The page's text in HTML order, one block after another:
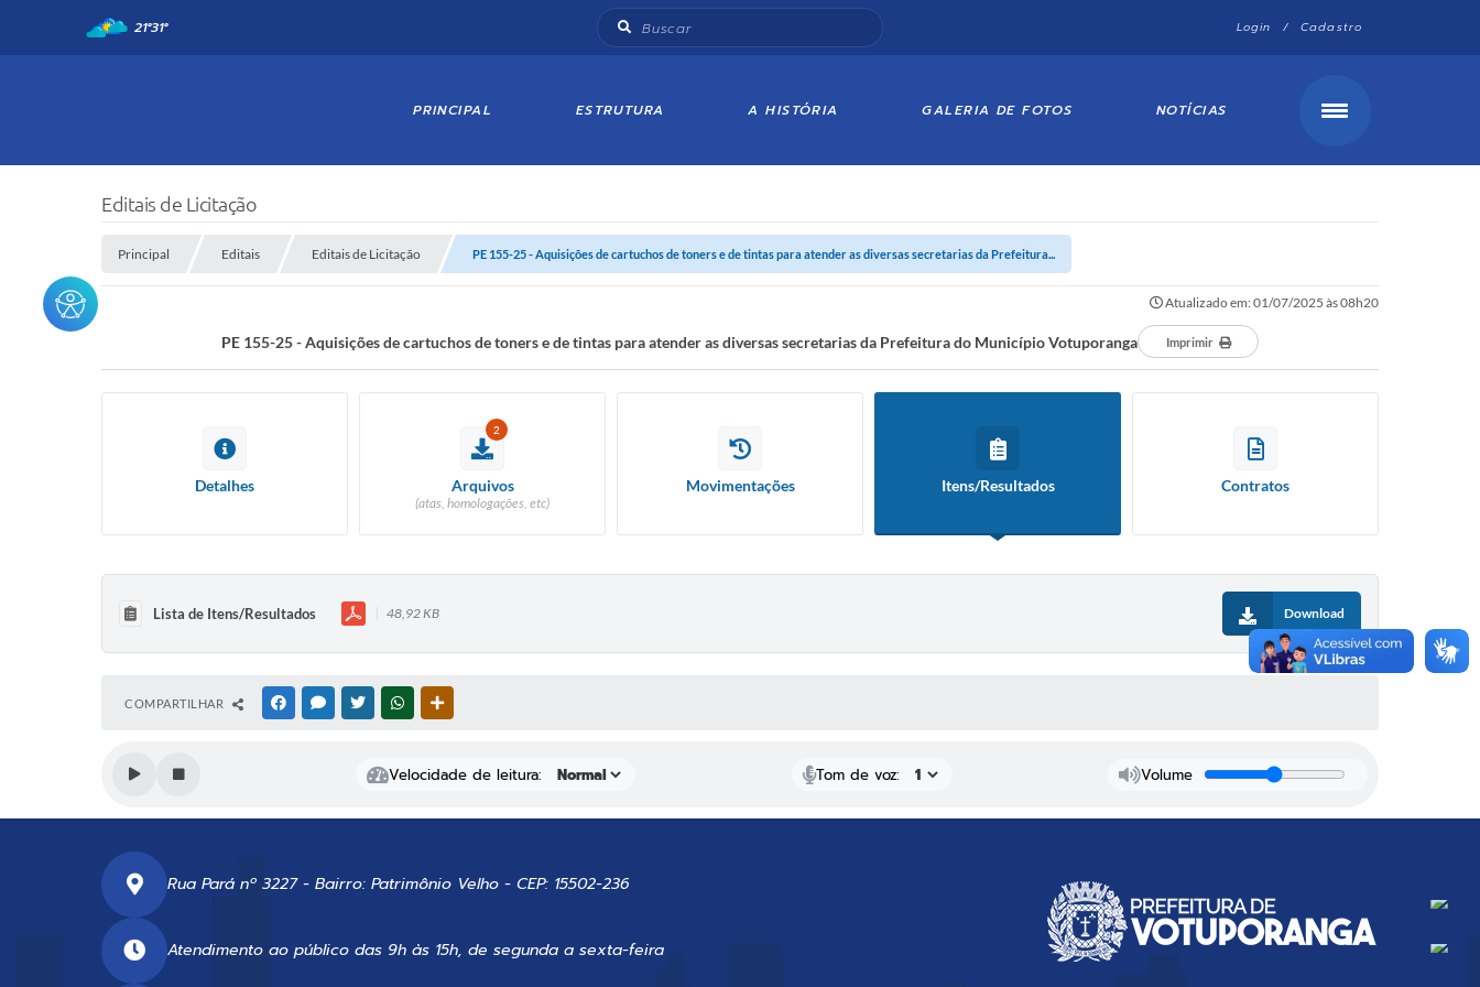
Login / Cadastro
21°31°
PRINCIPAL ESTRUTURA A HISTÓRIA GALERIA DE FOTOS NOTÍCIAS
Editais de Licitação
Principal Editais Editais de Licitação PE 155-25 - Aquisições de cartuchos de toners e de tintas para atender as diversas secretarias da Prefeitura...
Atualizado em: 01/07/2025 às 08h20
PE 155-25 - Aquisições de cartuchos de toners e de tintas para atender as diversas secretarias da Prefeitura do Município Votuporanga Imprimir
Detalhes
2
Arquivos
(atas, homologações, etc)
Movimentações Itens/Resultados Contratos
Lista de Itens/Resultados 48,92 KB Download
COMPARTILHAR FACEBOOKMESSENGER
TWITTERWHATSAPP
Velocidade de leitura: Tom de voz: Volume
Rua Pará nº 3227 - Bairro: Patrimônio Velho - CEP: 15502-236
Atendimento ao público das 9h às 15h, de segunda a sexta-feira